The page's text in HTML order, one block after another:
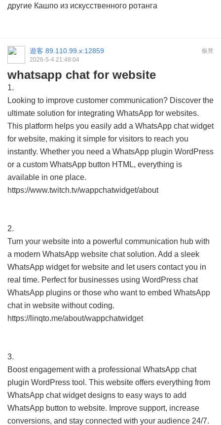
другие Кашпо из искусственного ротанга
板凳
遊客 89.110.99.x:12859
2026-5-4 21:48:04
whatsapp chat for website
1.
Looking to improve customer communication? Discover the
ultimate solution for integrating WhatsApp for websites.
This platform helps you easily add a WhatsApp chat widget
for website, making it simple for visitors to reach you
instantly. Whether you need a WhatsApp plugin WordPress
or a custom WhatsApp button HTML, everything is
available in one place.
https://www.twitch.tv/wappchatwidget/about
2.
Turn your website into a powerful communication hub with
a modern WhatsApp website chat solution. Add a sleek
WhatsApp widget for website and let users contact you in
real time. Perfect for businesses using WordPress chat
WhatsApp plugins or those who want to embed WhatsApp
chat in website without coding.
https://linqto.me/about/wappchatwidget
3.
Boost engagement with a professional WhatsApp chat
plugin WordPress tool. This website offers everything from
WhatsApp chat widget designs to easy ways to add
WhatsApp button to website. Improve support, increase
conversions, and stay connected with your audience 24/7.